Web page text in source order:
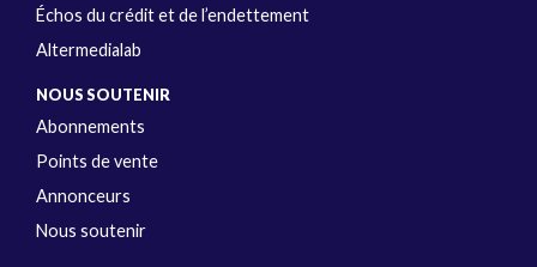
Échos du crédit et de l’endettement
Altermedialab
NOUS SOUTENIR
Abonnements
Points de vente
Annonceurs
Nous soutenir